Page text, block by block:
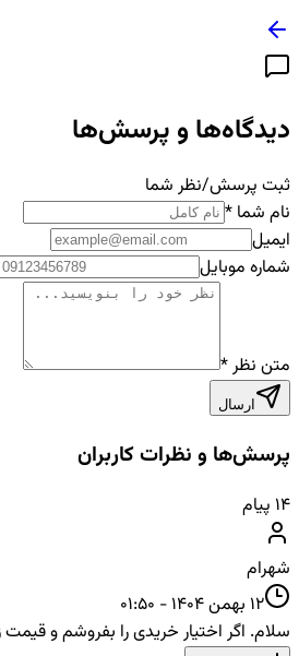
دیدگاه‌ها و پرسش‌ها
ثبت پرسش/نظر شما
نام شما *
ایمیل
شماره موبایل
متن نظر*
ارسال
پرسش‌ها و نظرات کاربران
۱۴ پیام
شهرام
12 بهمن 1404 - 01:50
سلام. اگر اختیار خریدی را بفروشم و قیمت